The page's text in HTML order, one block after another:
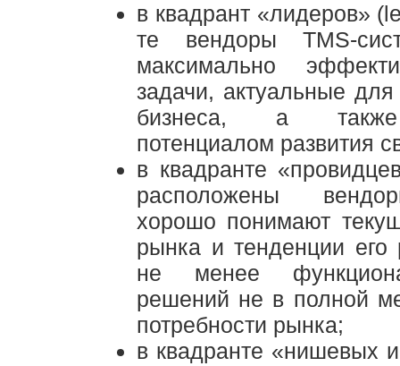
в квадрант «лидеров»
те вендоры TMS-
максимально
задачи, актуальные
бизнеса, а
потенциалом развития
в квадранте
расположены
хорошо понимают
рынка и тенденции его
не менее
решений не в полной
потребности рынка;
в квадранте «нишевых